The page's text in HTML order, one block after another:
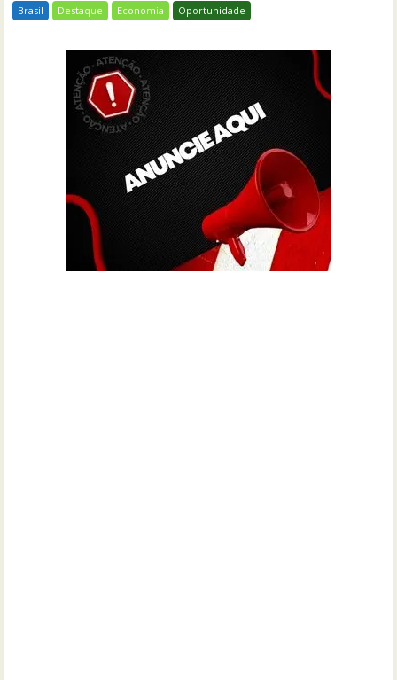
Brasil Destaque Economia Oportunidade